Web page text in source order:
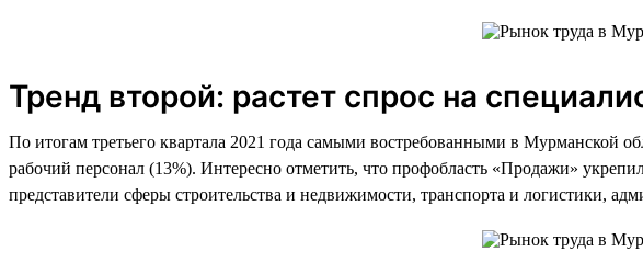
Тренд второй: растет спрос на
По итогам третьего квартала 2021 года самыми востребованными в Мурманской
рабочий персонал (13%). Интересно отметить, что профобласть «Продажи»
представители сферы строительства и недвижимости, транспорта и логистики,